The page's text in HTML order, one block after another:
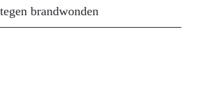
ruimtevaarttechniek,
brandwonden